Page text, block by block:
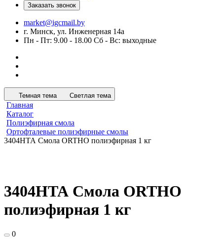
Заказать звонок
market@igcmail.by
г. Минск, ул. Инженерная 14а
Пн - Пт: 9.00 - 18.00 Сб - Вс: выходные
Темная тема Светлая тема
Главная
Каталог
Полиэфирная смола
Ортофталевые полиэфирные смолы
3404HТА Смола ORTHO полиэфирная 1 кг
3404HТА Смола ORTHO
полиэфирная 1 кг
0